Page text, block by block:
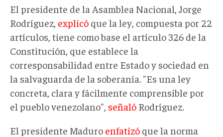
El presidente de la Asamblea Nacional, Jorge
Rodríguez, explicó que la ley , compuesta por 22
artículos tiene como base el artículo 326 de la
Constitución, que establece la
corresponsabilidad entre Estado y sociedad en
la salvaguarda de la soberanía. "Es una ley
concreta, clara y fácilmente comprensible por
el pueblo venezolano", señaló Rodríguez.
El presidente Maduro enfatizó que la norma